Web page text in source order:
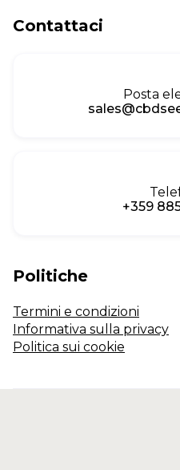
Contattaci
Posta
+359
Politiche
Termini e condizioni
Informativa sulla privacy
Politica sui cookie